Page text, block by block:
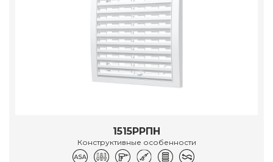
1515РРПН
Конструктивные особенности